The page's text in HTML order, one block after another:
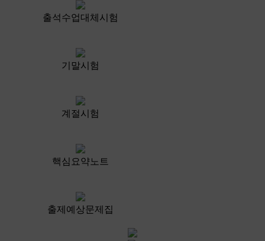
출석수업대체시험
기말시험
계절시험
핵심요약노트
출제예상문제집